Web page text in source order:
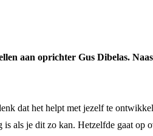
aan oprichter Gus Dibelas.
dat het helpt met jezelf te
als je dit zo kan. Hetzelfde gaat op